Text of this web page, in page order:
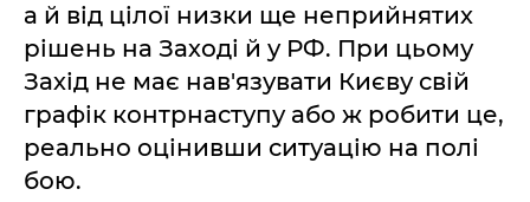
а й від цілої низки ще неприйнятих
рішень на Заході й у РФ. При цьому
Захід не має нав'язувати Києву свій
графік контрнаступу або ж робити це,
реально оцінивши ситуацію на полі
бою.